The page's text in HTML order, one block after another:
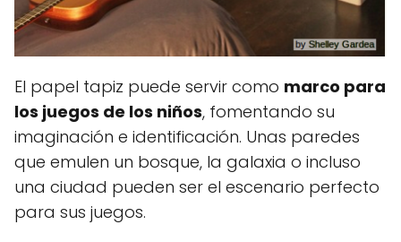
El papel tapiz puede servir como marco para
los juegos de los niños, fomentando su
imaginación e identificación. Unas paredes
que emulen un bosque, la galaxia o incluso
una ciudad pueden ser el escenario perfecto
para sus juegos.